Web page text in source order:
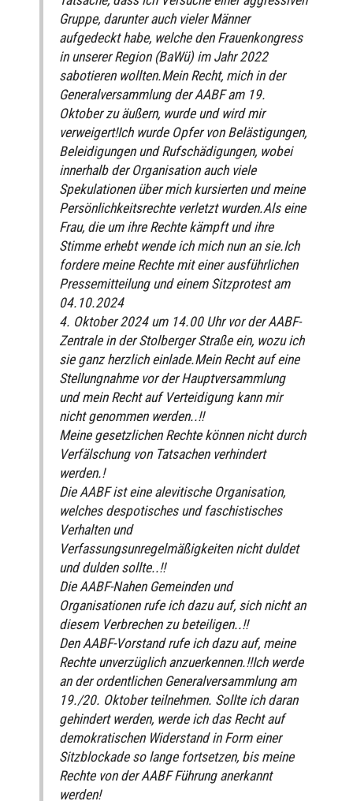
Gruppe, darunter auch vieler Männer
aufgedeckt habe, welche den Frauenkongress
in unserer Region (BaWü) im Jahr 2022
sabotieren wollten.Mein Recht, mich in der
Generalversammlung der AABF am 19.
Oktober zu äußern, wurde und wird mir
verweigert!Ich wurde Opfer von Belästigungen,
Beleidigungen und Rufschädigungen, wobei
innerhalb der Organisation auch viele
Spekulationen über mich kursierten und meine
Persönlichkeitsrechte verletzt wurden.Als eine
Frau, die um ihre Rechte kämpft und ihre
Stimme erhebt wende ich mich nun an sie.Ich
fordere meine Rechte mit einer ausführlichen
Pressemitteilung und einem Sitzprotest am
04.10.2024
4. Oktober 2024 um 14.00 Uhr vor der AABF-
Zentrale in der Stolberger Straße ein, wozu ich
sie ganz herzlich einlade.Mein Recht auf eine
Stellungnahme vor der Hauptversammlung
und mein Recht auf Verteidigung kann mir
nicht genommen werden..!!
Meine gesetzlichen Rechte können nicht durch
Verfälschung von Tatsachen verhindert
werden.!
Die AABF ist eine alevitische Organisation,
welches despotisches und faschistisches
Verhalten und
Verfassungsunregelmäßigkeiten nicht duldet
und dulden sollte..!!
Die AABF-Nahen Gemeinden und
Organisationen rufe ich dazu auf, sich nicht an
diesem Verbrechen zu beteiligen..!!
Den AABF-Vorstand rufe ich dazu auf, meine
Rechte unverzüglich anzuerkennen.!!Ich werde
an der ordentlichen Generalversammlung am
19./20. Oktober teilnehmen. Sollte ich daran
gehindert werden, werde ich das Recht auf
demokratischen Widerstand in Form einer
Sitzblockade so lange fortsetzen, bis meine
Rechte von der AABF Führung anerkannt
werden!